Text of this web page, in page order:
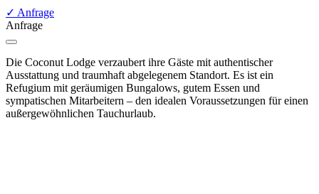
✓ Anfrage
Anfrage
Die Coconut Lodge verzaubert ihre Gäste mit authentischer
Ausstattung und traumhaft abgelegenem Standort. Es ist ein
Refugium mit geräumigen Bungalows, gutem Essen und
sympatischen Mitarbeitern – den idealen Voraussetzungen für einen
außergewöhnlichen Tauchurlaub.